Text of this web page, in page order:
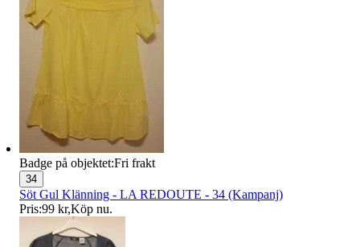
Badge på objektet:Fri frakt
34
Söt Gul Klänning - LA REDOUTE - 34 (Kampanj)
Pris:99 kr,Köp nu.